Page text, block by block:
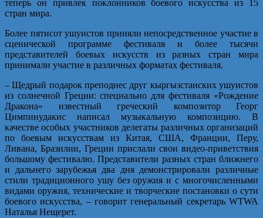
теперь он привлек поклонников боевого искусства из 15
стран мира.
Более пятисот ушуистов приняли непосредственное участие в
сценической программе фестиваля и более тысячи
представителей боевых искусств из разных стран мира
принимали участие в различных форматах фестиваля.
– Щедрый подарок преподнес друг кыргызстанских ушуистов
из солнечной Греции: специально для фестиваля «Рождение
Дракона» известный греческий композитор Георг
Цимпинудакис написал музыкальную композицию. В
качестве особых участников делегаты различных организаций
по боевым искусствам из Китая, США, Франции, Перу,
Ливана, Бразилии, Греции прислали свои видео-приветствия
большому фестивалю. Представители разных стран ближнего
и дальнего зарубежья два дня демонстрировали различные
стили традиционного ушу без оружия и с многочисленными
видами оружия, технические и творческие постановки о сути
боевого искусства, – говорит генеральный секретарь WTWA
Наталья Нещерет.